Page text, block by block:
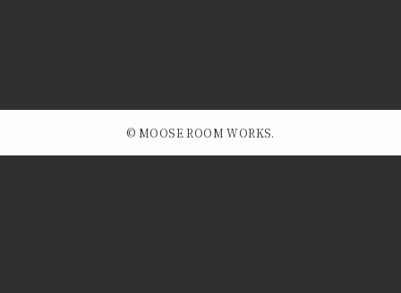
© MOOSE ROOM WORKS.